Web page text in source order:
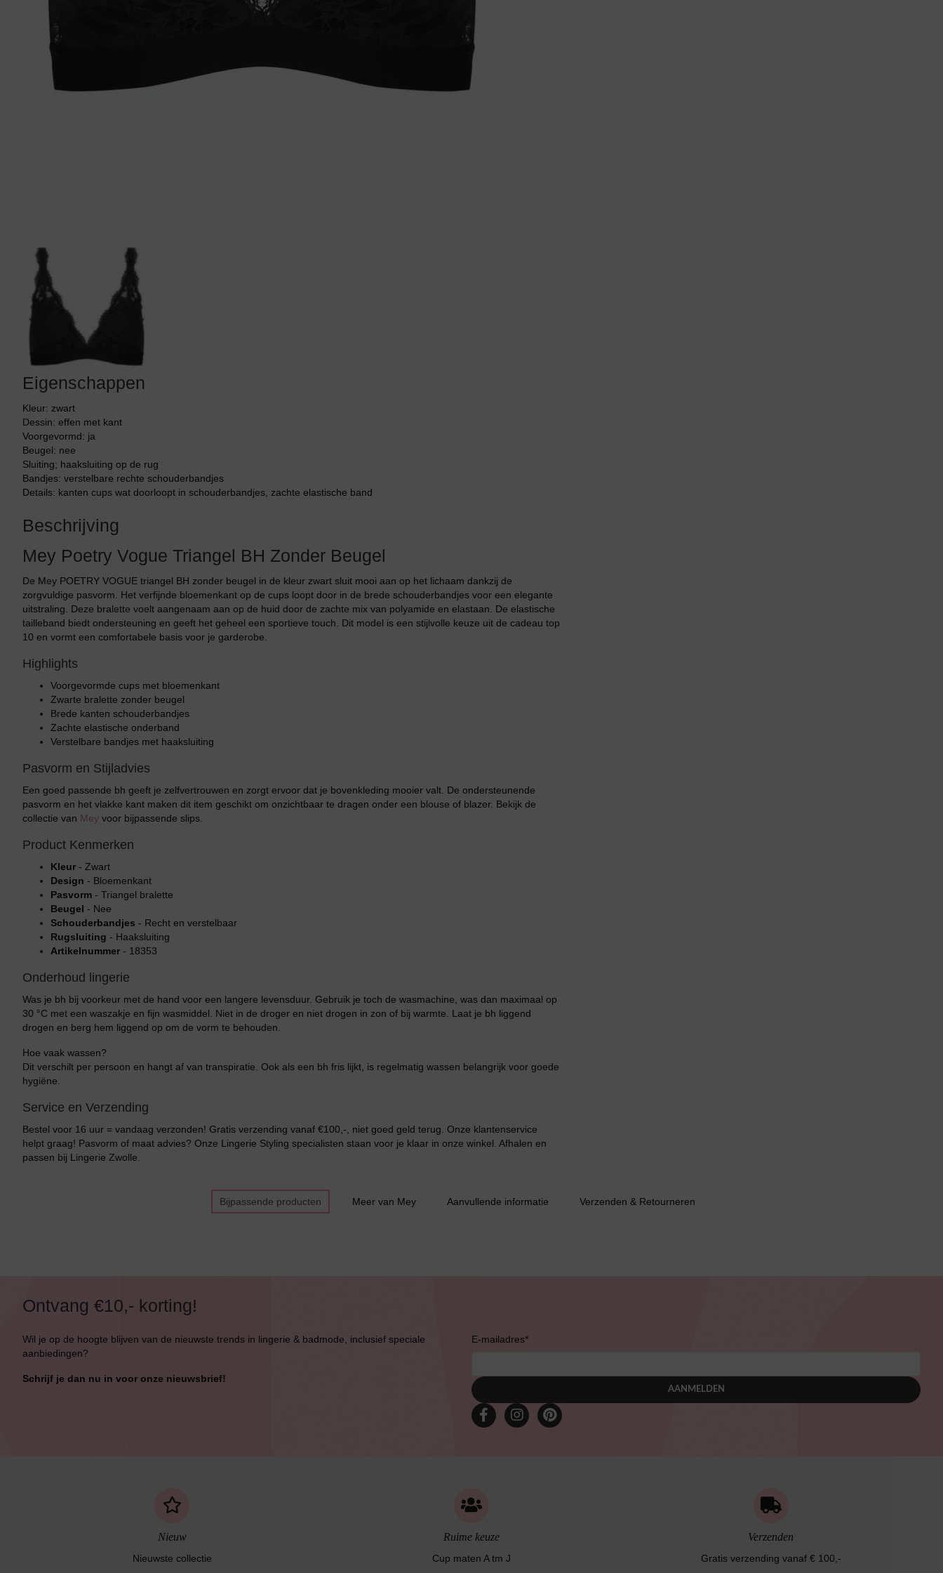
Eigenschappen
Kleur: zwart
Dessin: effen met kant
Voorgevormd: ja
Beugel: nee
Sluiting; haaksluiting op de rug
Bandjes: verstelbare rechte schouderbandjes
Details: kanten cups wat doorloopt in schouderbandjes, zachte elastische band
Beschrijving
Mey Poetry Vogue Triangel BH Zonder Beugel
De Mey POETRY VOGUE triangel BH zonder beugel in de kleur zwart sluit mooi aan op het lichaam dankzij de
zorgvuldige pasvorm. Het verfijnde bloemenkant op de cups loopt door in de brede schouderbandjes voor een elegante
uitstraling. Deze bralette voelt aangenaam aan op de huid door de zachte mix van polyamide en elastaan. De elastische
tailleband biedt ondersteuning en geeft het geheel een sportieve touch. Dit model is een stijlvolle keuze uit de cadeau top
10 en vormt een comfortabele basis voor je garderobe.
Highlights
Voorgevormde cups met bloemenkant
Zwarte bralette zonder beugel
Brede kanten schouderbandjes
Zachte elastische onderband
Verstelbare bandjes met haaksluiting
Pasvorm en Stijladvies
Een goed passende bh geeft je zelfvertrouwen en zorgt ervoor dat je bovenkleding mooier valt. De ondersteunende
pasvorm en het vlakke kant maken dit item geschikt om onzichtbaar te dragen onder een blouse of blazer. Bekijk de
collectie van Mey voor bijpassende slips.
Product Kenmerken
Kleur - Zwart
Design - Bloemenkant
Pasvorm - Triangel bralette
Beugel - Nee
Schouderbandjes - Recht en verstelbaar
Rugsluiting - Haaksluiting
Artikelnummer - 18353
Onderhoud lingerie
Was je bh bij voorkeur met de hand voor een langere levensduur. Gebruik je toch de wasmachine, was dan maximaal op
30 °C met een waszakje en fijn wasmiddel. Niet in de droger en niet drogen in zon of bij warmte. Laat je bh liggend
drogen en berg hem liggend op om de vorm te behouden.
Hoe vaak wassen?
Dit verschilt per persoon en hangt af van transpiratie. Ook als een bh fris lijkt, is regelmatig wassen belangrijk voor goede
hygiëne.
Service en Verzending
Bestel voor 16 uur = vandaag verzonden! Gratis verzending vanaf €100,-, niet goed geld terug. Onze klantenservice
helpt graag! Pasvorm of maat advies? Onze Lingerie Styling specialisten staan voor je klaar in onze winkel. Afhalen en
passen bij Lingerie Zwolle.
Bijpassende producten Meer van Mey Aanvullende informatie Verzenden & Retourneren
Ontvang €10,- korting!
Wil je op de hoogte blijven van de nieuwste trends in lingerie & badmode, inclusief speciale
aanbiedingen?
Schrijf je dan nu in voor onze nieuwsbrief!
E-mailadres*
AANMELDEN
Nieuw
Nieuwste collectie
Ruime keuze
Cup maten A tm J
Verzenden
Gratis verzending vanaf € 100,-
Bikini top
terug
Alle Bikini’s
Bikini Top
Bikini Push-Up
Bikini Met Beugel